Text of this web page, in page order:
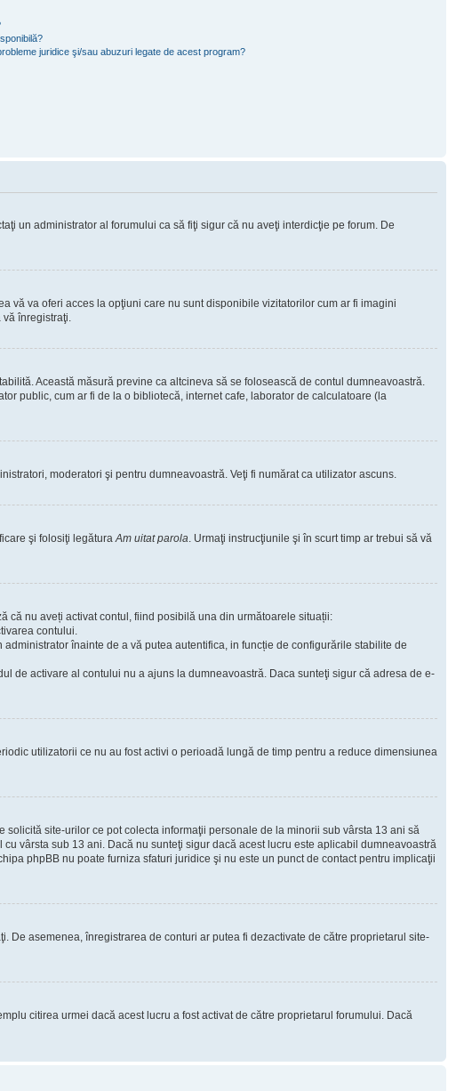
juridice şi/sau abuzuri legate de acest program?
un administrator al forumului ca să fiţi sigur că nu aveţi interdicţie pe forum. De
vă va oferi acces la opţiuni care nu sunt disponibile vizitatorilor cum ar fi imagini
vă înregistraţi.
Această măsură previne ca altcineva să se folosească de contul dumneavoastră.
public, cum ar fi de la o bibliotecă, internet cafe, laborator de calculatoare (la
moderatori şi pentru dumneavoastră. Veţi fi numărat ca utilizator ascuns.
şi folosiţi legăturaAm uitat parola. Urmaţi instrucţiunile şi în scurt timp ar trebui să vă
că nu aveți activat contul, fiind posibilă una din următoarele situații:
contului.
înainte de a vă putea autentifica, in funcție de configurările stabilite de
de activare al contului nu a ajuns la dumneavoastră. Daca sunteţi sigur că adresa de e-
utilizatorii ce nu au fost activi o perioadă lungă de timp pentru a reduce dimensiunea
site-urilor ce pot colecta informaţii personale de la minorii sub vârsta 13 ani să
vârsta sub 13 ani. Dacă nu sunteţi sigur dacă acest lucru este aplicabil dumneavoastră
phpBB nu poate furniza sfaturi juridice şi nu este un punct de contact pentru implicaţii
De asemenea, înregistrarea de conturi ar putea fi dezactivate de către proprietarul site-
citirea urmei dacă acest lucru a fost activat de către proprietarul forumului. Dacă